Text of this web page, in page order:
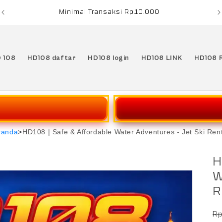
Minimal Transaksi Rp.10.000
108 HD108 daftar HD108 login HD108 LINK HD108
>HD108 | Safe & Affordable Water Adventures - Jet Ski